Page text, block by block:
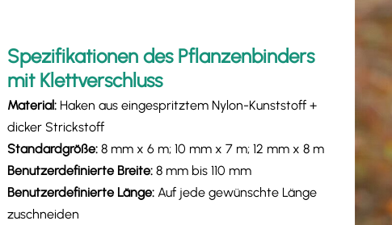
Spezifikationen des Pflanzenbinders
mit Klettverschluss
Material: Haken aus eingespritztem Nylon-Kunststoff +
dicker Strickstoff
Standardgröße: 8 mm x 6 m; 10 mm x 7 m; 12 mm x 8 m
Benutzerdefinierte Breite: 8 mm bis 110 mm
Benutzerdefinierte Länge: Auf jede gewünschte Länge
zuschneiden